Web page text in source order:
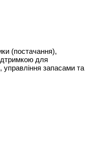
(постачання),
для
запасами та